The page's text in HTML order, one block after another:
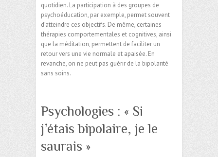
quotidien. La participation à des groupes de
psychoéducation, par exemple, permet souvent
d’atteindre ces objectifs. De même, certaines
thérapies comportementales et cognitives, ainsi
que la méditation, permettent de faciliter un
retour vers une vie normale et apaisée. En
revanche, on ne peut pas guérir de la bipolarité
sans soins.
Psychologies : « Si
j’étais bipolaire, je le
saurais »